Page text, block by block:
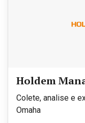
Holdem
Colete, analise e
Omaha